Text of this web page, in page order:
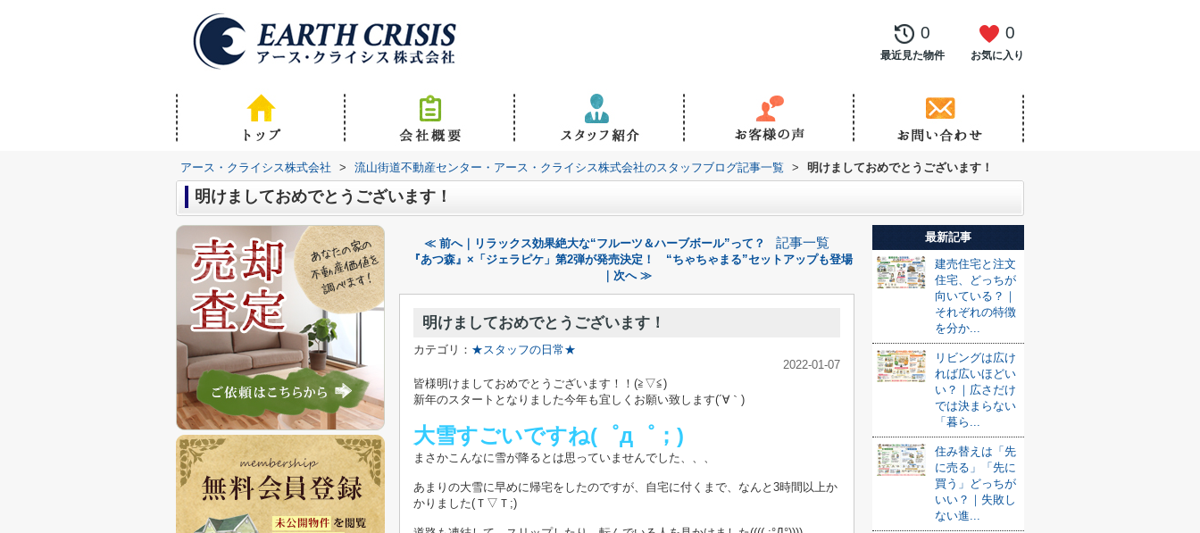
0
最近見た物件
0
お気に入り
アース・クライシス株式会社 > 流山街道不動産センター・アース・クライシス株式会社のスタッフブログ記事一覧 > 明けましておめでとうございます！
明けましておめでとうございます！
≪ 前へ｜リラックス効果絶大な“フルーツ＆ハーブボール”って？ 記事一覧
『あつ森』×「ジェラピケ」第2弾が発売決定！ “ちゃちゃまる”セットアップも登場
｜次へ ≫
明けましておめでとうございます！
カテゴリ： ★スタッフの日常★
2022-01-07
皆様明けましておめでとうございます！！(≧▽≦)
新年のスタートとなりました今年も宜しくお願い致します(´∀｀)
大雪すごいですね(゜д゜；)
まさかこんなに雪が降るとは思っていませんでした、、、
あまりの大雪に早めに帰宅をしたのですが、自宅に付くまで、なんと3時間以上か
かりました(Ｔ▽Ｔ;)
最新記事
建売住宅と注文
住宅、どっちが
向いている？｜
それぞれの特徴
を分か...
リビングは広け
れば広いほどい
い？｜広さだけ
では決まらない
「暮ら...
住み替えは「先
に売る」「先に
買う」どっちが
いい？｜失敗し
ない進...